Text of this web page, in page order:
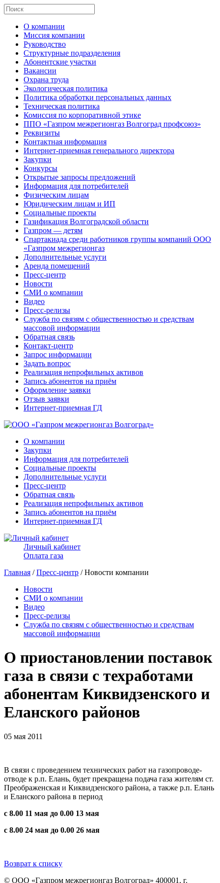
О компании
Миссия компании
Руководство
Структурные подразделения
Абонентские участки
Вакансии
Охрана труда
Экологическая политика
Политика обработки персональных данных
Техническая политика
Комиссия по корпоративной этике
ППО «Газпром межрегионгаз Волгоград профсоюз»
Реквизиты
Контактная информация
Интернет-приемная генерального директора
Закупки
Конкурсы
Открытые запросы предложений
Информация для потребителей
Физическим лицам
Юридическим лицам и ИП
Социальные проекты
Газификация Волгоградской области
Газпром — детям
Спартакиада среди работников группы компаний ООО
«Газпром межрегионгаз
Дополнительные услуги
Аренда помещений
Пресс-центр
Новости
СМИ о компании
Видео
Пресс-релизы
Служба по связям с общественностью и средствам
массовой информации
Обратная связь
Контакт-центр
Запрос информации
Задать вопрос
Реализация непрофильных активов
Запись абонентов на приём
Оформление заявки
Отзыв заявки
Интернет-приемная ГД
О компании
Закупки
Информация для потребителей
Социальные проекты
Дополнительные услуги
Пресс-центр
Обратная связь
Реализация непрофильных активов
Запись абонентов на приём
Интернет-приемная ГД
Личный кабинет
Оплата газа
Главная /Пресс-центр / Новости компании
Новости
СМИ о компании
Видео
Пресс-релизы
Служба по связям с общественностью и средствам
массовой информации
О приостановлении поставок
газа в связи с техработами
абонентам Киквидзенского и
Еланского районов
05 мая 2011
В связи с проведением технических работ на газопроводе-
отводе к р.п. Елань, будет прекращена подача газа жителям ст.
Преображенская и Киквидзенского района, а также р.п. Елань
и Еланского района в период
с 8.00 11 мая до 0.00 13 мая
с 8.00 24 мая до 0.00 26 мая
Возврат к списку
© ООО «Газпром межрегионгаз Волгоград» 400001, г.